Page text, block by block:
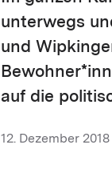
unterwegs
und
auf die
12. Dezember